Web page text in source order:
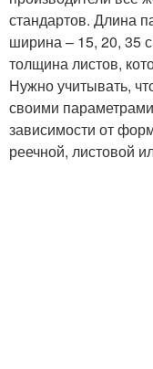
стандартов. Длина
ширина – 15, 20, 35
толщина листов,
Нужно учитывать,
своими
зависимости от
реечной, листовой